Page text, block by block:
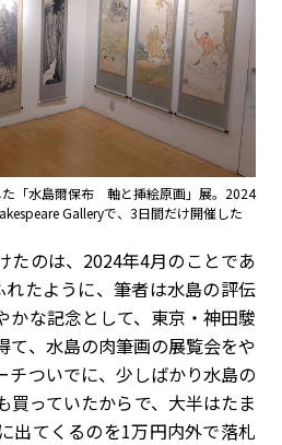
「水島爾保布 軸と挿絵原画」展。2024
Galleryで、3日間だけ開催した
たのは、2024年4月のことであ
たように、筆者は水島の評伝
かな記念として、東京・神田駿
て、水島の肉筆画の展覧会をや
チついでに、少しばかり水島の
買っていたからで、大半はたま
出てくるのを1万円内外で落札